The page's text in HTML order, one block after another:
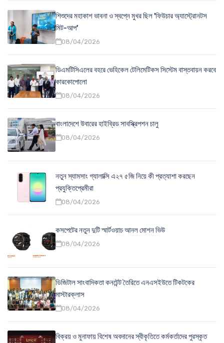
শিশুদের মহাকাশ ভাবনা ও স্বপ্নে মুখর ছিল 'ফিউচার অ্যাস্ট্রোনটস
মিট-আপ'
08/04/2026
ডিএমটিসিএলের বহরে ভেহিকেল টেলিমেটিকস সিস্টেম বাস্তবায়ন করবে
কারকোপোলো
08/04/2026
বাংলাদেশে উবারের হাইব্রিড সাবস্ক্রিপশন চালু
08/04/2026
নতুন স্যামসাং গ্যালাক্সি এ২৭ ৫জি নিয়ে কী প্রত্যাশা করছেন
প্রযুক্তিপ্রেমীরা
08/04/2026
কসপেটের নতুন দুটি স্মার্টওয়াচ আনল মোশন ভিউ
08/04/2026
ডিজিটাল সাংবাদিকতা কনটেন্ট তৈরিতে এনএসইউতে টিকটকের
মাস্টারক্লাস
08/04/2026
বিক্রয় ও মুনাফায় বিশেষ অবদানের স্বীকৃতিতে কর্মকর্তাদের পুরস্কৃত